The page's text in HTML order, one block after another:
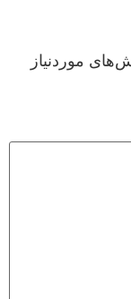
موردنیاز